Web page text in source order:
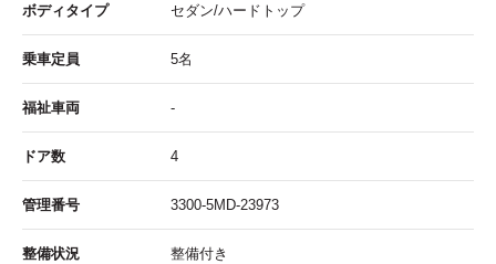
ボディタイプ セダン/ハードトップ
乗車定員 5名
福祉車両 -
ドア数 4
管理番号 3300-5MD-23973
整備状況
整備付き